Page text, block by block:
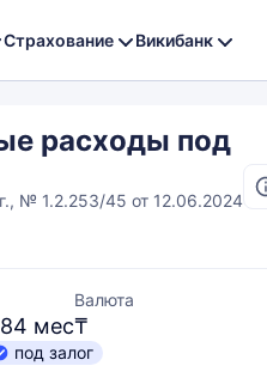
Страхование Викибанк
расходы под
№ 1.2.253/45 от 12.06.2024
мес
Валюта
₸
под залог